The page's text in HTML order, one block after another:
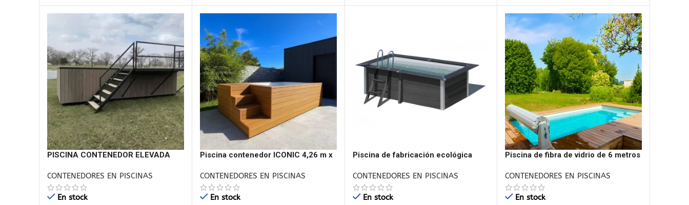
PISCINA CONTENEDOR ELEVADA
CONTENEDORES EN PISCINAS
En stock
Piscina contenedor ICONIC 4,26 m x
CONTENEDORES EN PISCINAS
En stock
Piscina de fabricación ecológica
CONTENEDORES EN PISCINAS
En stock
Piscina de fibra de vidrio de 6 metros
CONTENEDORES EN PISCINAS
En stock